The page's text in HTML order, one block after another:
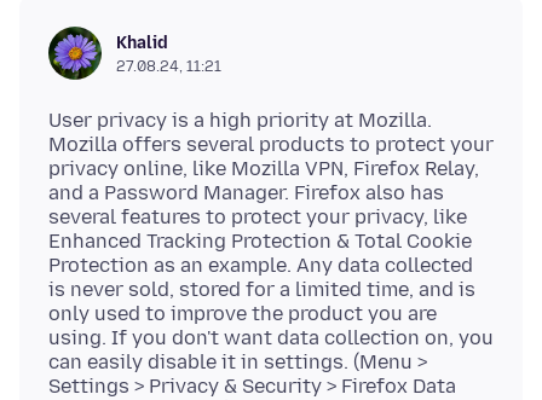
Khalid
27.08.24, 11:21
User privacy is a high priority at Mozilla.
Mozilla offers several products to protect your
privacy online, like Mozilla VPN, Firefox Relay,
and a Password Manager. Firefox also has
several features to protect your privacy, like
Enhanced Tracking Protection & Total Cookie
Protection as an example. Any data collected
is never sold, stored for a limited time, and is
only used to improve the product you are
using. If you don't want data collection on, you
can easily disable it in settings. (Menu >
Settings > Privacy & Security > Firefox Data